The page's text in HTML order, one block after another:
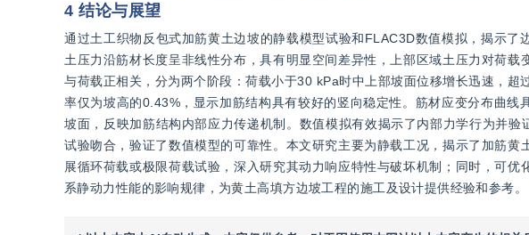
4 结论与展望
通过土工织物反包式加筋黄土边坡的静载模型试验和FLAC3D数值模拟，揭示
土压力沿筋材长度呈非线性分布，具有明显空间差异性，上部区域土压力对荷
与荷载正相关，分为两个阶段：荷载小于30 kPa时中上部坡面位移增长迅速，
率仅为坡高的0.43%，显示加筋结构具有较好的竖向稳定性。筋材应变分布曲
坡面，反映加筋结构内部应力传递机制。数值模拟有效揭示了内部力学行为并
试验吻合，验证了数值模型的可靠性。本文研究主要为静载工况，揭示了加筋
展循环荷载或极限荷载试验，深入研究其动力响应特性与破坏机制；同时，可
系静动力性能的影响规律，为黄土高填方边坡工程的施工及设计提供经验和参考。